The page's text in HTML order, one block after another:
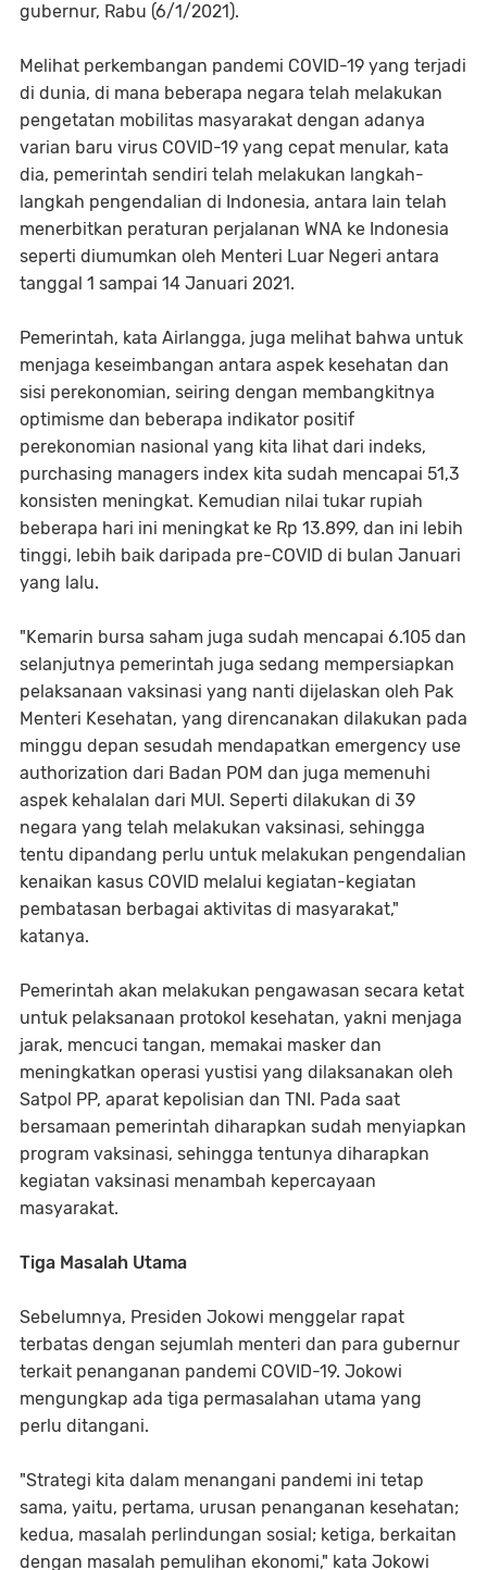
gubernur, Rabu (6/1/2021).
Melihat perkembangan pandemi COVID-19 yang terjadi
di dunia, di mana beberapa negara telah melakukan
pengetatan mobilitas masyarakat dengan adanya
varian baru virus COVID-19 yang cepat menular, kata
dia, pemerintah sendiri telah melakukan langkah-
langkah pengendalian di Indonesia, antara lain telah
menerbitkan peraturan perjalanan WNA ke Indonesia
seperti diumumkan oleh Menteri Luar Negeri antara
tanggal 1 sampai 14 Januari 2021.
Pemerintah, kata Airlangga, juga melihat bahwa untuk
menjaga keseimbangan antara aspek kesehatan dan
sisi perekonomian, seiring dengan membangkitnya
optimisme dan beberapa indikator positif
perekonomian nasional yang kita lihat dari indeks,
purchasing managers index kita sudah mencapai 51,3
konsisten meningkat. Kemudian nilai tukar rupiah
beberapa hari ini meningkat ke Rp 13.899, dan ini lebih
tinggi, lebih baik daripada pre-COVID di bulan Januari
yang lalu.
"Kemarin bursa saham juga sudah mencapai 6.105 dan
selanjutnya pemerintah juga sedang mempersiapkan
pelaksanaan vaksinasi yang nanti dijelaskan oleh Pak
Menteri Kesehatan, yang direncanakan dilakukan pada
minggu depan sesudah mendapatkan emergency use
authorization dari Badan POM dan juga memenuhi
aspek kehalalan dari MUI. Seperti dilakukan di 39
negara yang telah melakukan vaksinasi, sehingga
tentu dipandang perlu untuk melakukan pengendalian
kenaikan kasus COVID melalui kegiatan-kegiatan
pembatasan berbagai aktivitas di masyarakat,"
katanya.
Pemerintah akan melakukan pengawasan secara ketat
untuk pelaksanaan protokol kesehatan, yakni menjaga
jarak, mencuci tangan, memakai masker dan
meningkatkan operasi yustisi yang dilaksanakan oleh
Satpol PP, aparat kepolisian dan TNI. Pada saat
bersamaan pemerintah diharapkan sudah menyiapkan
program vaksinasi, sehingga tentunya diharapkan
kegiatan vaksinasi menambah kepercayaan
masyarakat.
Tiga Masalah Utama
Sebelumnya, Presiden Jokowi menggelar rapat
terbatas dengan sejumlah menteri dan para gubernur
terkait penanganan pandemi COVID-19. Jokowi
mengungkap ada tiga permasalahan utama yang
perlu ditangani.
"Strategi kita dalam menangani pandemi ini tetap
sama, yaitu, pertama, urusan penanganan kesehatan;
kedua, masalah perlindungan sosial; ketiga, berkaitan
dengan masalah pemulihan ekonomi," kata Jokowi